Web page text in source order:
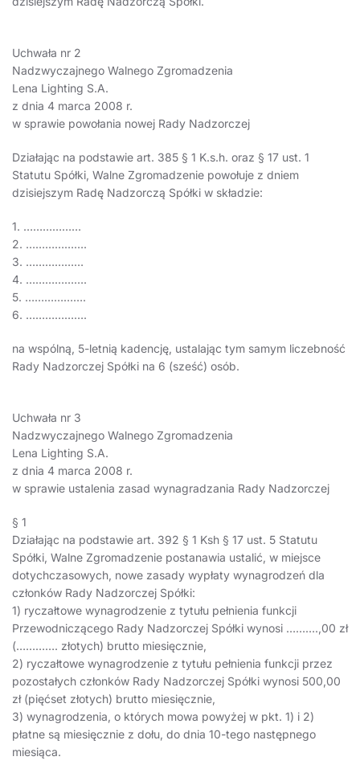
Uchwała nr 2
Nadzwyczajnego Walnego Zgromadzenia
Lena Lighting S.A.
z dnia 4 marca 2008 r.
w sprawie powołania nowej Rady Nadzorczej
Działając na podstawie art. 385 § 1 K.s.h. oraz § 17 ust. 1
Statutu Spółki, Walne Zgromadzenie powołuje z dniem
dzisiejszym Radę Nadzorczą Spółki w składzie:
1. ………………
2. ……………….
3. ………………
4. ……………….
5. ……………….
6. ……………….
na wspólną, 5-letnią kadencję, ustalając tym samym liczebność
Rady Nadzorczej Spółki na 6 (sześć) osób.
Uchwała nr 3
Nadzwyczajnego Walnego Zgromadzenia
Lena Lighting S.A.
z dnia 4 marca 2008 r.
w sprawie ustalenia zasad wynagradzania Rady Nadzorczej
§ 1
Działając na podstawie art. 392 § 1 Ksh § 17 ust. 5 Statutu
Spółki, Walne Zgromadzenie postanawia ustalić, w miejsce
dotychczasowych, nowe zasady wypłaty wynagrodzeń dla
członków Rady Nadzorczej Spółki:
1) ryczałtowe wynagrodzenie z tytułu pełnienia funkcji
Przewodniczącego Rady Nadzorczej Spółki wynosi ……….,00 zł
(…………. złotych) brutto miesięcznie,
2) ryczałtowe wynagrodzenie z tytułu pełnienia funkcji przez
pozostałych członków Rady Nadzorczej Spółki wynosi 500,00
zł (pięćset złotych) brutto miesięcznie,
3) wynagrodzenia, o których mowa powyżej w pkt. 1) i 2)
płatne są miesięcznie z dołu, do dnia 10-tego następnego
miesiąca.